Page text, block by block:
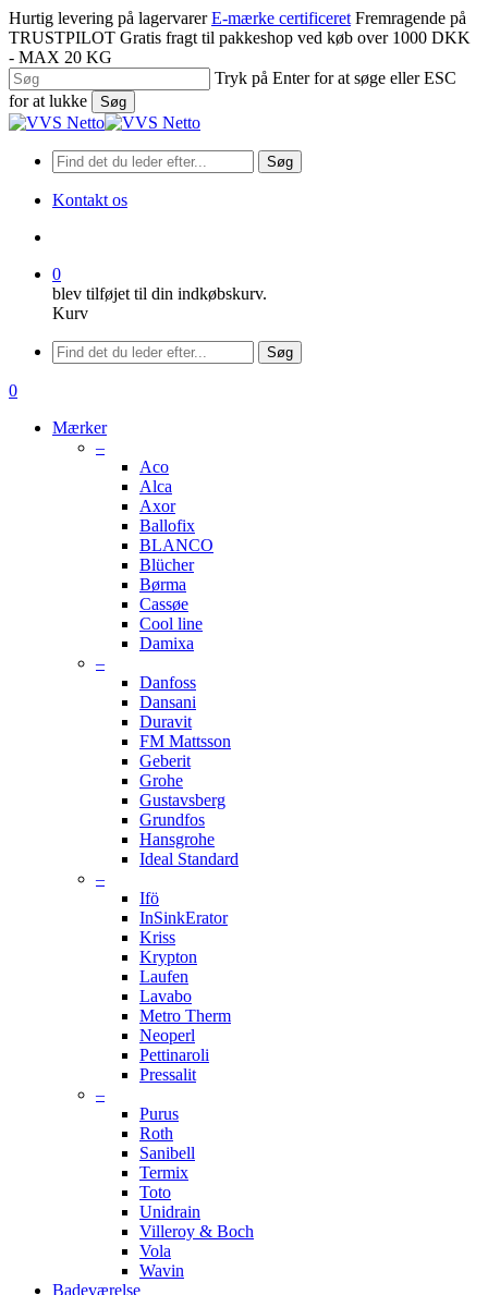
Spring
til
hovedindhold
Hurtig levering på lagervarer E-mærke certificeret Fremragende på
TRUSTPILOT Gratis fragt til pakkeshop ved køb over 1000 DKK
- MAX 20 KG
Tryk på Enter for at søge eller ESC
for at lukke
Søg
Luk
Søg
Kontakt os
0
blev tilføjet til din indkøbskurv.
Kurv
Menu
Søg
søge
0
Mærker
–
Aco
Alca
Axor
Ballofix
BLANCO
Blücher
Børma
Cassøe
Cool line
Damixa
–
Danfoss
Dansani
Duravit
FM Mattsson
Geberit
Grohe
Gustavsberg
Grundfos
Hansgrohe
Ideal Standard
–
Ifö
InSinkErator
Kriss
Krypton
Laufen
Lavabo
Metro Therm
Neoperl
Pettinaroli
Pressalit
–
Purus
Roth
Sanibell
Termix
Toto
Unidrain
Villeroy & Boch
Vola
Wavin
Badeværelse